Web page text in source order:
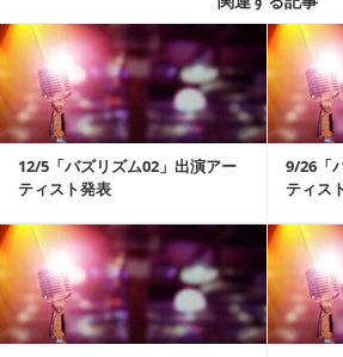
12/5「バズリズム02」出演アー
ティスト発表
9/26「
ティス
記事を読む
記事を読む